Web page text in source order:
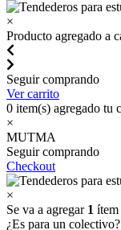
×
Producto agregado a
Seguir comprando
Ver carrito
0 item(s) agregado tu
×
MUTMA
Seguir comprando
Checkout
×
Se va a agregar 1 ítem
¿Es para un colectivo?